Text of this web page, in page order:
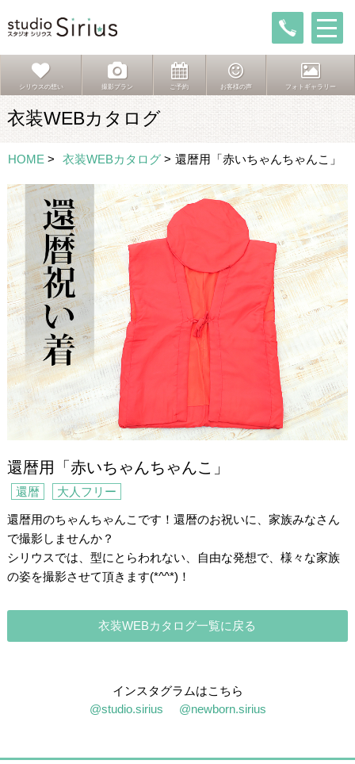
シリウスの想い 撮影プラン ご予約 お客様の声 フォトギャラリー
衣装WEBカタログ
HOME > 衣装WEBカタログ > 還暦用「赤いちゃんちゃんこ」
還暦用「赤いちゃんちゃんこ」
還暦 大人フリー
還暦用のちゃんちゃんこです！還暦のお祝いに、家族みなさん
で撮影しませんか？
シリウスでは、型にとらわれない、自由な発想で、様々な家族
の姿を撮影させて頂きます(*^^*)！
衣装WEBカタログ一覧に戻る
インスタグラムはこちら
@studio.sirius
@newborn.sirius